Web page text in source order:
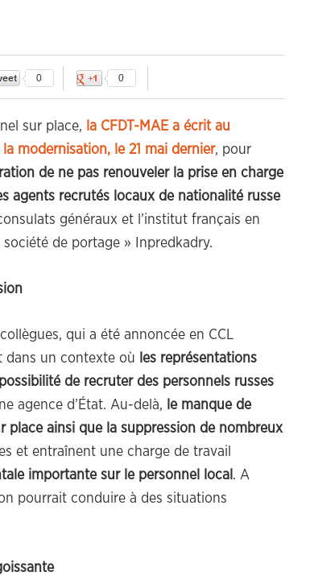
0 0
sur place, la CFDT-MAE a écrit au
modernisation, le 21 mai dernier, pour
de ne pas renouveler la prise en charge
agents recrutés locaux de nationalité russe
généraux et l’institut français en
de portage » Inpredkadry.
qui a été annoncée en CCL
dans un contexte où les représentations
de recruter des personnels russes
agence d’État. Au-delà, le manque de
place ainsi que la suppression de nombreux
et entraînent une charge de travail
importante sur le personnel local . A
pourrait conduire à des situations